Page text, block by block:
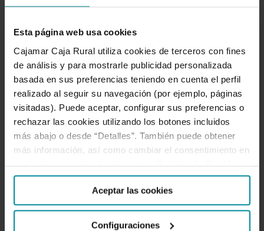
Esta página web usa cookies
Cajamar Caja Rural utiliza cookies de terceros con fines
de análisis y para mostrarle publicidad personalizada
basada en sus preferencias teniendo en cuenta el perfil
realizado al seguir su navegación (por ejemplo, páginas
visitadas). Puede aceptar, configurar sus preferencias o
rechazar las cookies utilizando los botones incluidos
más abajo o desde “Detalles”. También puede obtener
más información, así como cambiar el consentimiento en
Aceptar las cookies
Configuraciones
Para nosotros es tan importante atenderte como
entenderte, escucharnos y compartir. Por eso
creamos espacios de intercambio como este. Aquí el
conocimiento se comparte. Forma parte de nuestro
ADN cooperativo.
SÍGUENOS
LO MÁS LEÍDO